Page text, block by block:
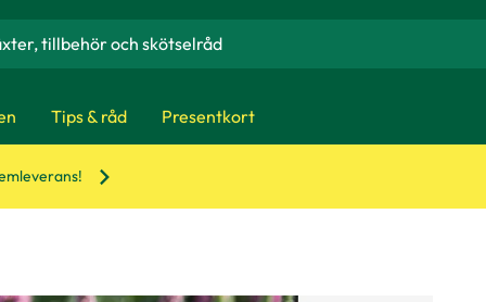
Tips & råd Presentkort